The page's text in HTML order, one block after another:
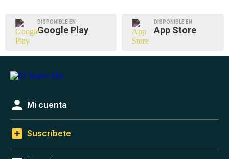
DISPONIBLE EN
Google Play
DISPONIBLE EN
App Store
Mi cuenta
Suscríbete